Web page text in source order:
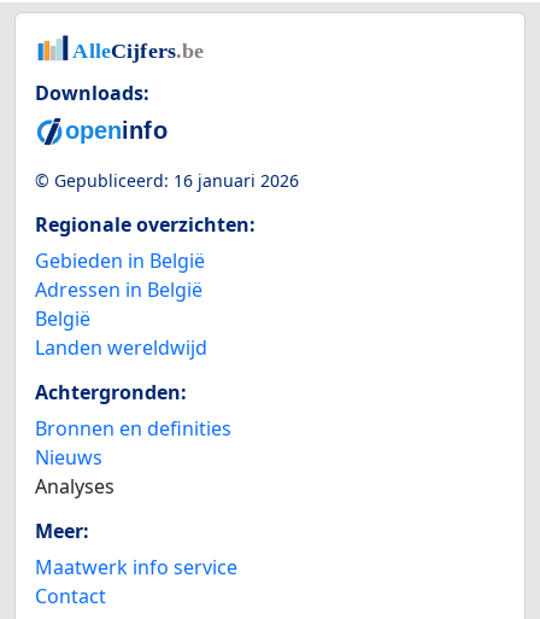
Downloads:
© Gepubliceerd: 16 januari 2026
Regionale overzichten:
Gebieden in België
Adressen in België
België
Landen wereldwijd
Achtergronden:
Bronnen en definities
Nieuws
Analyses
Meer:
Maatwerk info service
Contact